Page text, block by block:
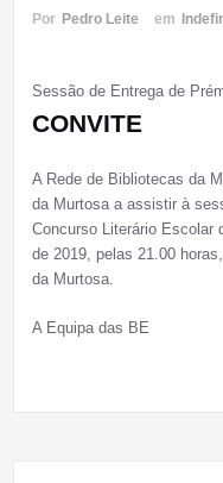
Por Pedro Leite em
Sessão de Entrega de
CONVITE
A Rede de Bibliotecas da
da Murtosa a assistir à
Concurso Literário Escolar
de 2019, pelas 21.00
da Murtosa.
A Equipa das BE